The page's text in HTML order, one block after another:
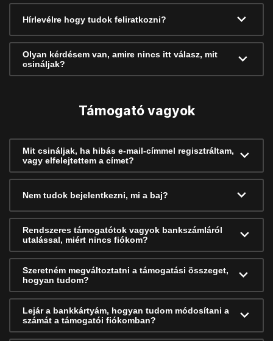
Hírlevélre hogy tudok feliratkozni?
Olyan kérdésem van, amire nincs itt válasz, mit
csináljak?
Támogató vagyok
Mit csináljak, ha hibás e-mail-címmel regisztráltam,
vagy elfelejtettem a címet?
Nem tudok bejelentkezni, mi a baj?
Rendszeres támogatótok vagyok bankszámláról
utalással, miért nincs fiókom?
Szeretném megváltoztatni a támogatási összeget,
hogyan tudom?
Lejár a bankkártyám, hogyan tudom módosítani a
számát a támogatói fiókomban?